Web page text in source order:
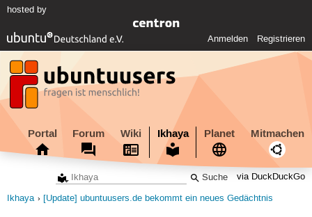
hosted by
Anmelden Registrieren
Portal Forum Wiki Ikhaya Planet Mitmachen
via DuckDuckGo
Ikhaya [Update] ubuntuusers.de bekommt ein neues Gedächtnis